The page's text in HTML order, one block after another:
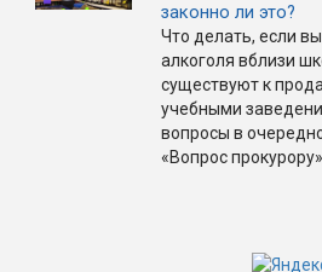
законно ли это?
Что делать, если
алкоголя вблизи
существуют к
учебными
вопросы в
«Вопрос прокурору».